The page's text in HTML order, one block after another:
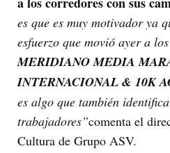
es que es muy motivador ya
esfuerzo que movió ayer a
MERIDIANO MEDIA
INTERNACIONAL & 10K
es algo que también
trabajadores”comenta el
Cultura de Grupo ASV.